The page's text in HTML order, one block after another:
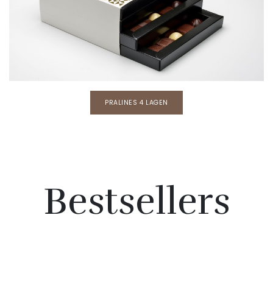
PRALINES 4 LAGEN
Bestsellers